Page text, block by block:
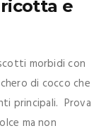
e
morbidi con
di cocco che
principali. Prova
ma non